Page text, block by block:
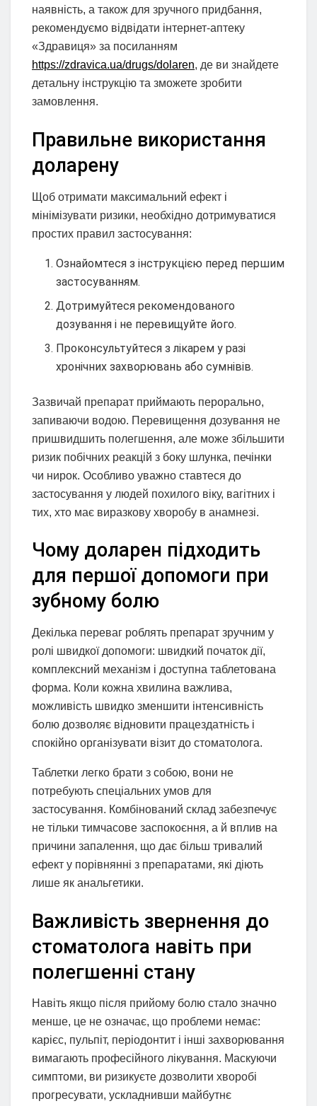
наявність, а також для зручного придбання,
рекомендуємо відвідати інтернет-аптеку
«Здравиця» за посиланням
https://zdravica.ua/drugs/dolaren, де ви знайдете
детальну інструкцію та зможете зробити
замовлення.
Правильне використання
доларену
Щоб отримати максимальний ефект і
мінімізувати ризики, необхідно дотримуватися
простих правил застосування:
Ознайомтеся з інструкцією перед першим
застосуванням.
Дотримуйтеся рекомендованого
дозування і не перевищуйте його.
Проконсультуйтеся з лікарем у разі
хронічних захворювань або сумнівів.
Зазвичай препарат приймають перорально,
запиваючи водою. Перевищення дозування не
пришвидшить полегшення, але може збільшити
ризик побічних реакцій з боку шлунка, печінки
чи нирок. Особливо уважно ставтеся до
застосування у людей похилого віку, вагітних і
тих, хто має виразкову хворобу в анамнезі.
Чому доларен підходить
для першої допомоги при
зубному болю
Декілька переваг роблять препарат зручним у
ролі швидкої допомоги: швидкий початок дії,
комплексний механізм і доступна таблетована
форма. Коли кожна хвилина важлива,
можливість швидко зменшити інтенсивність
болю дозволяє відновити працездатність і
спокійно організувати візит до стоматолога.
Таблетки легко брати з собою, вони не
потребують спеціальних умов для
застосування. Комбінований склад забезпечує
не тільки тимчасове заспокоєння, а й вплив на
причини запалення, що дає більш тривалий
ефект у порівнянні з препаратами, які діють
лише як анальгетики.
Важливість звернення до
стоматолога навіть при
полегшенні стану
Навіть якщо після прийому болю стало значно
менше, це не означає, що проблеми немає:
карієс, пульпіт, періодонтит і інші захворювання
вимагають професійного лікування. Маскуючи
симптоми, ви ризикуєте дозволити хворобі
прогресувати, ускладнивши майбутнє